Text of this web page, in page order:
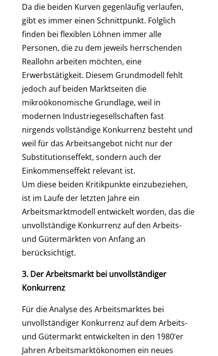
Da die beiden Kurven gegenläufig verlaufen,
gibt es immer einen Schnittpunkt. Folglich
finden bei flexiblen Löhnen immer alle
Personen, die zu dem jeweils herrschenden
Reallohn arbeiten möchten, eine
Erwerbstätigkeit. Diesem Grundmodell fehlt
jedoch auf beiden Marktseiten die
mikroökonomische Grundlage, weil in
modernen Industriegesellschaften fast
nirgends vollständige Konkurrenz besteht und
weil für das Arbeitsangebot nicht nur der
Substitutionseffekt, sondern auch der
Einkommenseffekt relevant ist.
Um diese beiden Kritikpunkte einzubeziehen,
ist im Laufe der letzten Jahre ein
Arbeitsmarktmodell entwickelt worden, das die
unvollständige Konkurrenz auf den Arbeits-
und Gütermärkten von Anfang an
berücksichtigt.
3. Der Arbeitsmarkt bei unvollständiger
Konkurrenz
Für die Analyse des Arbeitsmarktes bei
unvollständiger Konkurrenz auf dem Arbeits-
und Gütermarkt entwickelten in den 1980‘er
Jahren Arbeitsmarktökonomen ein neues